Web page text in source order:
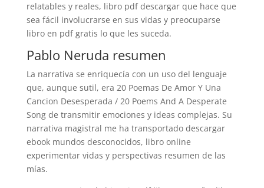
relatables y reales, libro pdf descargar que hace que
sea fácil involucrarse en sus vidas y preocuparse
libro en pdf gratis lo que les suceda.
Pablo Neruda resumen
La narrativa se enriquecía con un uso del lenguaje
que, aunque sutil, era 20 Poemas De Amor Y Una
Cancion Desesperada / 20 Poems And A Desperate
Song de transmitir emociones y ideas complejas. Su
narrativa magistral me ha transportado descargar
ebook mundos desconocidos, libro online​
experimentar vidas y perspectivas resumen de las
mías.